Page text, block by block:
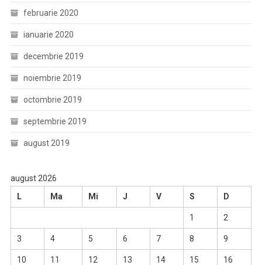
februarie 2020
ianuarie 2020
decembrie 2019
noiembrie 2019
octombrie 2019
septembrie 2019
august 2019
august 2026
L
Ma Mi J V S D
1 2
3 4 5 6 7 8 9
10 11 12 13 14 15 16